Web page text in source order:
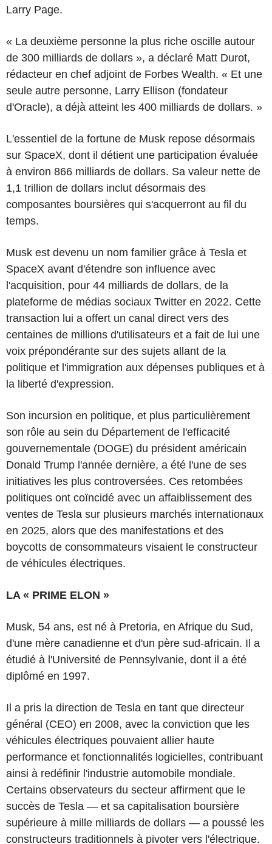
Larry Page.
« La deuxième personne la plus riche oscille autour
de 300 milliards de dollars », a déclaré Matt Durot,
rédacteur en chef adjoint de Forbes Wealth. « Et une
seule autre personne, Larry Ellison (fondateur
d'Oracle), a déjà atteint les 400 milliards de dollars. »
L'essentiel de la fortune de Musk repose désormais
sur SpaceX, dont il détient une participation évaluée
à environ 866 milliards de dollars. Sa valeur nette de
1,1 trillion de dollars inclut désormais des
composantes boursières qui s'acquerront au fil du
temps.
Musk est devenu un nom familier grâce à Tesla et
SpaceX avant d'étendre son influence avec
l'acquisition, pour 44 milliards de dollars, de la
plateforme de médias sociaux Twitter en 2022. Cette
transaction lui a offert un canal direct vers des
centaines de millions d'utilisateurs et a fait de lui une
voix prépondérante sur des sujets allant de la
politique et l'immigration aux dépenses publiques et à
la liberté d'expression.
Son incursion en politique, et plus particulièrement
son rôle au sein du Département de l'efficacité
gouvernementale (DOGE) du président américain
Donald Trump l'année dernière, a été l'une de ses
initiatives les plus controversées. Ces retombées
politiques ont coïncidé avec un affaiblissement des
ventes de Tesla sur plusieurs marchés internationaux
en 2025, alors que des manifestations et des
boycotts de consommateurs visaient le constructeur
de véhicules électriques.
LA « PRIME ELON »
Musk, 54 ans, est né à Pretoria, en Afrique du Sud,
d'une mère canadienne et d'un père sud-africain. Il a
étudié à l'Université de Pennsylvanie, dont il a été
diplômé en 1997.
Il a pris la direction de Tesla en tant que directeur
général (CEO) en 2008, avec la conviction que les
véhicules électriques pouvaient allier haute
performance et fonctionnalités logicielles, contribuant
ainsi à redéfinir l'industrie automobile mondiale.
Certains observateurs du secteur affirment que le
succès de Tesla — et sa capitalisation boursière
supérieure à mille milliards de dollars — a poussé les
constructeurs traditionnels à pivoter vers l'électrique.